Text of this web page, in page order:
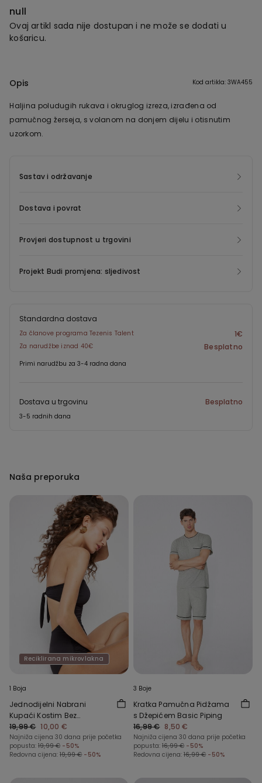
null
Ovaj artikl sada nije dostupan i ne može se dodati u
košaricu.
Opis Kod artikla: 3WA455
Haljina poludugih rukava i okruglog izreza, izrađena od
pamučnog žerseja, s volanom na donjem dijelu i otisnutim
uzorkom.
Sastav i održavanje
Dostava i povrat
Provjeri dostupnost u trgovini
Projekt Budi promjena: sljedivost
Standardna dostava
Za članove programa Tezenis Talent 1€
Za narudžbe iznad 40€ Besplatno
Primi narudžbu za 3-4 radna dana
Dostava u trgovinu Besplatno
3-5 radnih dana
Naša preporuka
Reciklirana mikrovlakna
1 Boja
Jednodijelni Nabrani
Kupaći Kostim Bez
Naramenica od
Recikliranih Mikrovlakana
19,99 € 10,00 €
Najniža cijena 30 dana prije početka
popusta: 19,99 € -50%
Redovna cijena: 19,99 € -50%
3 Boje
Kratka Pamučna Pidžama
s Džepićem Basic Piping
16,99 € 8,50 €
Najniža cijena 30 dana prije početka
popusta: 16,99 € -50%
Redovna cijena: 16,99 € -50%